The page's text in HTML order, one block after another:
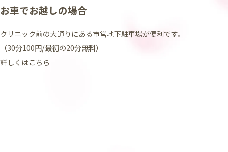
お車でお越しの場合
クリニック前の大通りにある市営地下駐車場が便利です。
（30分100円/最初の20分無料）
詳しくはこちら